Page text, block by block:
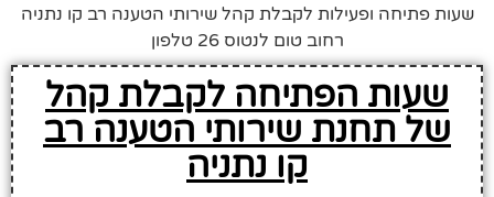
שעות פתיחה ופעילות לקבלת קהל שירותי הטענה רב קו נתניה
רחוב טום לנטוס 26 טלפון
שעות הפתיחה לקבלת קהל
של תחנת שירותי הטענה רב
קו נתניה